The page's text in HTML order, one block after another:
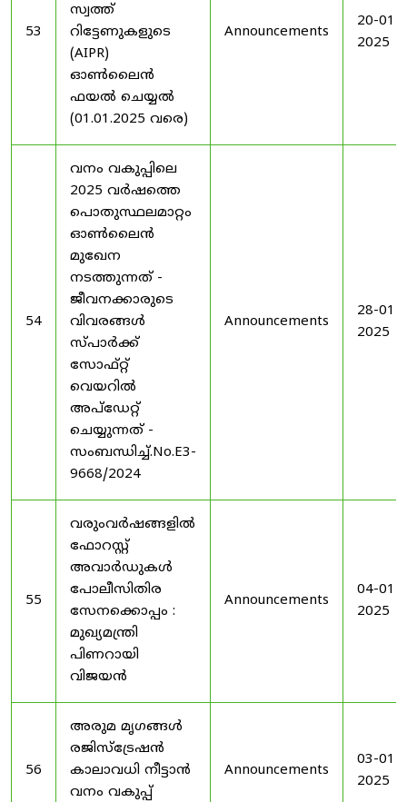
53
സ്വത്ത്
റിട്ടേണുകളുടെ
(AIPR)
ഓൺലൈൻ
ഫയൽ ചെയ്യൽ
(01.01.2025 വരെ)
Announcements
20-01-
2025
54
വനം വകുപ്പിലെ
2025 വർഷത്തെ
പൊതുസ്ഥലമാറ്റം
ഓൺലൈൻ
മുഖേന
നടത്തുന്നത് -
ജീവനക്കാരുടെ
വിവരങ്ങൾ
സ്പാർക്ക്
സോഫ്റ്റ്
വെയറിൽ
അപ്ഡേറ്റ്
ചെയ്യുന്നത് -
സംബന്ധിച്ച്.No.E3-
9668/2024
Announcements
28-01-
2025
55
വരുംവർഷങ്ങളിൽ
ഫോറസ്റ്റ്
അവാർഡുകൾ
പോലീസിതിര
സേനക്കൊപ്പം :
മുഖ്യമന്ത്രി
പിണറായി
വിജയൻ
Announcements
04-01-
2025
56
അരുമ മൃഗങ്ങൾ
രജിസ്‌ട്രേഷൻ
കാലാവധി നീട്ടാൻ
വനം വകുപ്പ്
Announcements
03-01-
2025